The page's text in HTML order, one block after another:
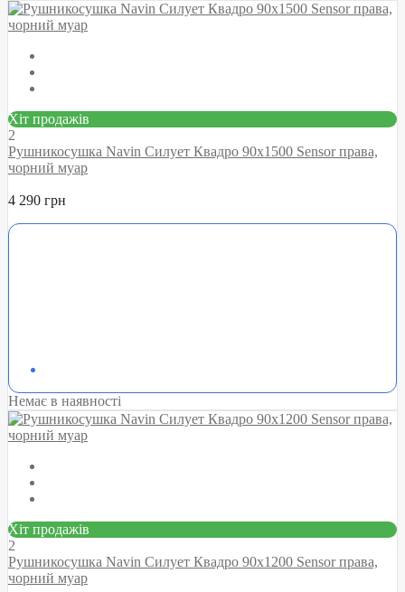
Хіт продажів
2
Рушникосушка Navin Силует Квадро 90х1500 Sensor права,
чорний муар
4 290 грн
Немає в наявності
Хіт продажів
2
Рушникосушка Navin Силует Квадро 90х1200 Sensor права,
чорний муар